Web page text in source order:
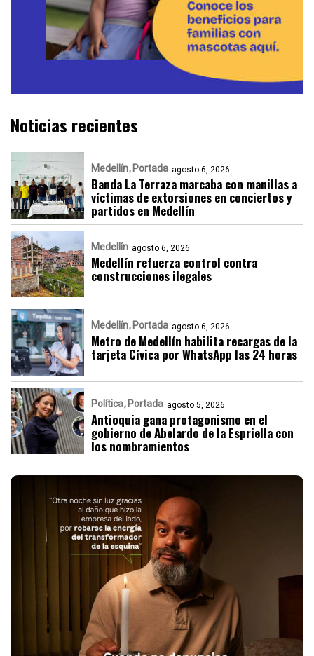
Noticias recientes
Medellín Portada agosto 6, 2026
Banda La Terraza marcaba con manillas a
víctimas de extorsiones en conciertos y
partidos en Medellín
Medellín agosto 6, 2026
Medellín refuerza control contra
construcciones ilegales
Medellín Portada agosto 6, 2026
Metro de Medellín habilita recargas de la
tarjeta Cívica por WhatsApp las 24 horas
Política Portada agosto 5, 2026
Antioquia gana protagonismo en el
gobierno de Abelardo de la Espriella con
los nombramientos